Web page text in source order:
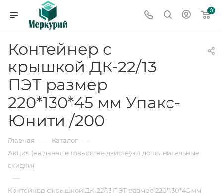
0
Контейнер с
крышкой ДК-22/13
ПЭТ размер
220*130*45 мм Упакс-
Юнити /200
Главная — Каталог —
Акция (на данные товары не действуют дополнительные
скидки)
—
Контейнер с крышкой ДК-22/13 ПЭТ размер 220*130*45 мм